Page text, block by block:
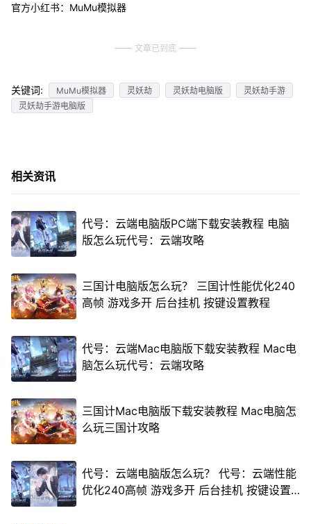
官方小红书：MuMu模拟器
文章已到底
关键词: MuMu模拟器 灵妖劫 灵妖劫电脑版
灵妖劫手游
灵妖劫手游电脑版
相关资讯
代号：云端电脑版PC端下载安装教程 电脑
版怎么玩代号：云端攻略
三国计电脑版怎么玩？ 三国计性能优化240
高帧 游戏多开 后台挂机 按键设置教程
代号：云端Mac电脑版下载安装教程 Mac电
脑怎么玩代号：云端攻略
三国计Mac电脑版下载安装教程 Mac电脑怎
么玩三国计攻略
代号：云端电脑版怎么玩？ 代号：云端性能
优化240高帧 游戏多开 后台挂机 按键设置